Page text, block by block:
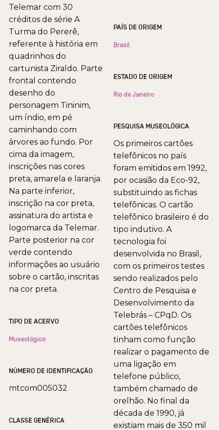
Telemar com 30
créditos de série A
Turma do Pererê,
referente à história em
quadrinhos do
cartunista Ziraldo. Parte
frontal contendo
desenho do
personagem Tininim,
um índio, em pé
caminhando com
árvores ao fundo. Por
cima da imagem,
inscrições nas cores
preta, amarela e laranja.
Na parte inferior,
inscrição na cor preta,
assinatura do artista e
logomarca da Telemar.
Parte posterior na cor
verde contendo
informações ao usuário
sobre o cartão, inscritas
na cor preta.
TIPO DE ACERVO
Museológico
NÚMERO DE IDENTIFICAÇÃO
mtcom005032
CLASSE GENÉRICA
PAÍS DE ORIGEM
Brasil
ESTADO DE ORIGEM
Rio de Janeiro
PESQUISA MUSEOLÓGICA
Os primeiros cartões
telefônicos no país
foram emitidos em 1992,
por ocasião da Eco-92,
substituindo as fichas
telefônicas. O cartão
telefônico brasileiro é do
tipo indutivo. A
tecnologia foi
desenvolvida no Brasil,
com os primeiros testes
sendo realizados pelo
Centro de Pesquisa e
Desenvolvimento da
Telebrás – CPqD. Os
cartões telefônicos
tinham como função
realizar o pagamento de
uma ligação em
telefone público,
também chamado de
orelhão. No final da
década de 1990, já
existiam mais de 350 mil